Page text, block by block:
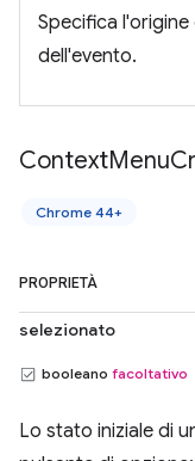
Specifica
dell'evento.
ContextMenu
Chrome 44+
PROPRIETÀ
selezionato
booleano facoltativo
Lo stato iniziale di